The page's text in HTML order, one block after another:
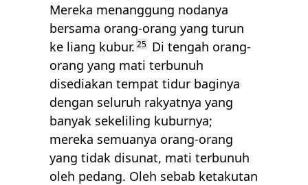
Mereka menanggung nodanya
bersama orang-orang yang turun
ke liang kubur. 25
Di tengah orang-
orang yang mati terbunuh
disediakan tempat tidur baginya
dengan seluruh rakyatnya yang
banyak sekeliling kuburnya;
mereka semuanya orang-orang
yang tidak disunat, mati terbunuh
oleh pedang. Oleh sebab ketakutan